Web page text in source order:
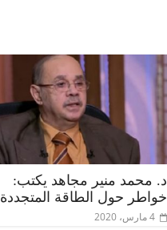
د. محمد منير مجاهد يكتب:
خواطر حول الطاقة المتجددة
4 مارس، 2020